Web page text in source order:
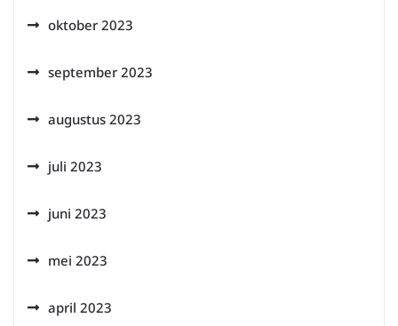
oktober 2023
september 2023
augustus 2023
juli 2023
juni 2023
mei 2023
april 2023